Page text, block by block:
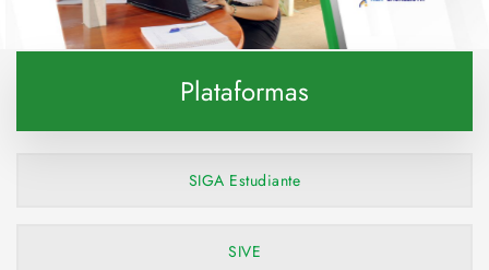
Explora esta carrera
Plataformas
SIGA Estudiante
SIVE